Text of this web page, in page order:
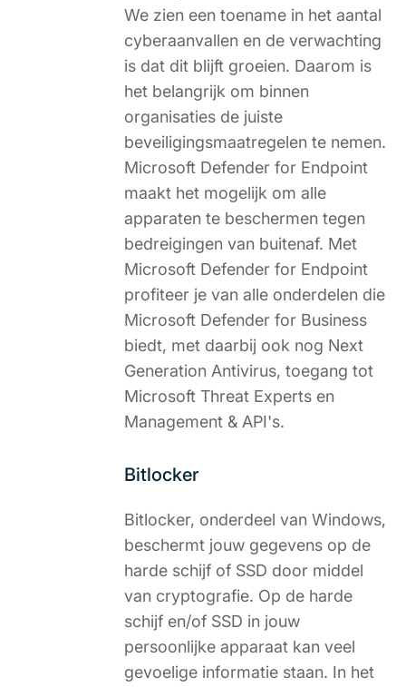
We zien een toename in het aantal
cyberaanvallen en de verwachting
is dat dit blijft groeien. Daarom is
het belangrijk om binnen
organisaties de juiste
beveiligingsmaatregelen te nemen.
Microsoft Defender for Endpoint
maakt het mogelijk om alle
apparaten te beschermen tegen
bedreigingen van buitenaf. Met
Microsoft Defender for Endpoint
profiteer je van alle onderdelen die
Microsoft Defender for Business
biedt, met daarbij ook nog Next
Generation Antivirus, toegang tot
Microsoft Threat Experts en
Management & API's.
Bitlocker
Bitlocker, onderdeel van Windows,
beschermt jouw gegevens op de
harde schijf of SSD door middel
van cryptografie. Op de harde
schijf en/of SSD in jouw
persoonlijke apparaat kan veel
gevoelige informatie staan. In het